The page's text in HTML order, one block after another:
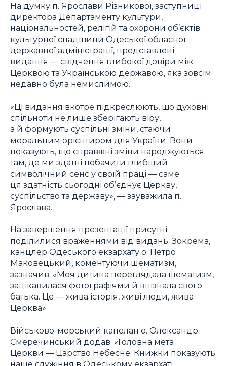
На думку п. Ярослави Різникової, заступниці
директора Департаменту культури,
національностей, релігій та охорони об’єктів
культурної спадщини Одеської обласної
державної адміністрації, представлені
видання — свідчення глибокої довіри між
Церквою та Українською державою, яка зовсім
недавно була немислимою.
«Ці видання вкотре підкреслюють, що духовні
спільноти не лише зберігають віру,
а й формують суспільні зміни, стаючи
моральним орієнтиром для України. Вони
показують, що справжні зміни народжуються
там, де ми здатні побачити глибший
символічний сенс у своїй праці — саме
ця здатність сьогодні об’єднує Церкву,
суспільство та державу», — зауважила п.
Ярослава.
На завершення презентації присутні
поділилися враженнями від видань. Зокрема,
канцлер Одеського екзархату о. Петро
Маковецький, коментуючи шематизм,
зазначив: «Моя дитина переглядала шематизм,
зацікавилася фотографіями й впізнала свого
батька. Це — жива історія, живі люди, жива
Церква».
Військово-морський капелан о. Олександр
Смеречинський додав: «Головна мета
Церкви — Царство Небесне. Книжки показують
наше служіння в Одеському екзархаті